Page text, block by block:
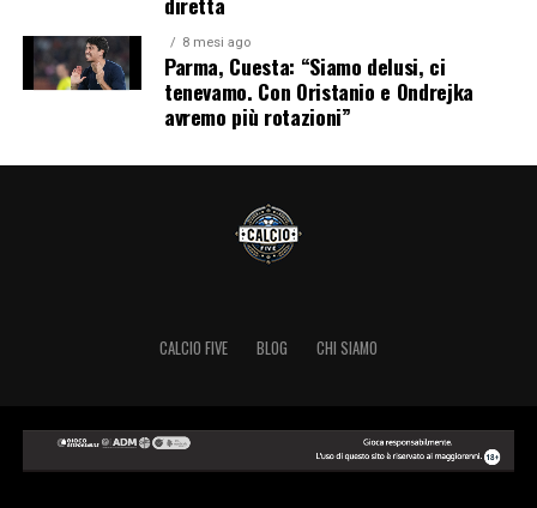
8 mesi ago
Parma, Cuesta: “Siamo delusi, ci
tenevamo. Con Oristanio e Ondrejka
avremo più rotazioni”
CALCIO FIVE BLOG CHI SIAMO